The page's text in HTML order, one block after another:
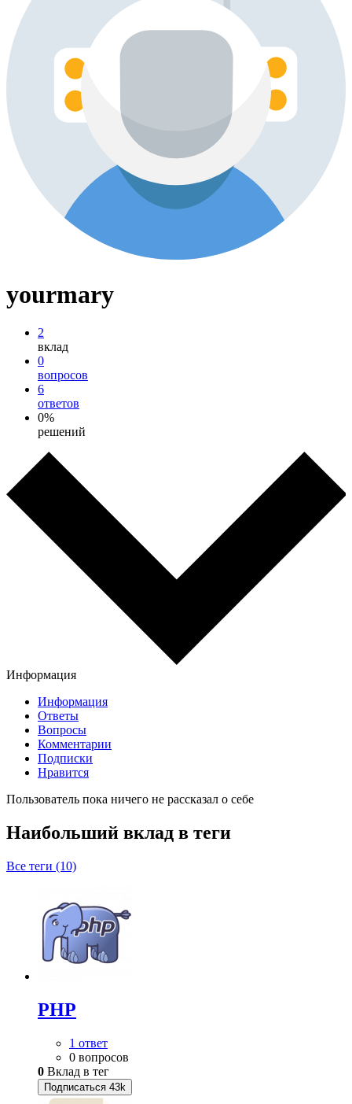
yourmary
2
вклад
0
вопросов
6
ответов
0%
решений
Информация
Информация
Ответы
Вопросы
Комментарии
Подписки
Нравится
Пользователь пока ничего не рассказал о себе
Наибольший вклад в теги
Все теги (10)
PHP
1 ответ
0 вопросов
0 Вклад в тег
Подписаться 43k